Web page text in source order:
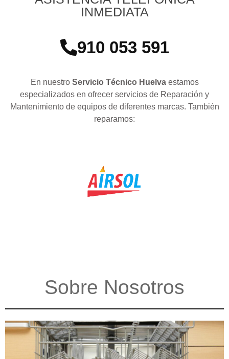
INMEDIATA
910 053 591
En nuestro Servicio Técnico Huelva estamos
especializados en ofrecer servicios de Reparación y
Mantenimiento de equipos de diferentes marcas. También
reparamos:
Sobre Nosotros